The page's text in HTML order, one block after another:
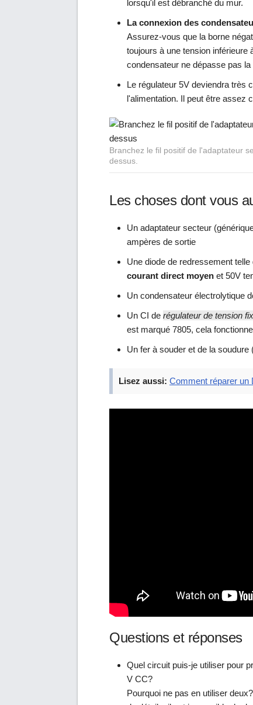
lorsqu'il est débranché du mur.
La connexion des
Assurez-vous que la borne
toujours à une tension inférieure
condensateur ne dépasse pas
Le régulateur 5V deviendra très
l'alimentation. Il peut être assez
Branchez le fil positif de l'adaptateur
dessus.
Les choses dont vous
Un adaptateur secteur
ampères de sortie
Une diode de redressement
courant direct moyen et 50V
Un condensateur électrolytique
Un CI de régulateur de tension
est marqué 7805, cela
Un fer à souder et de la
Lisez aussi: Comment réparer un
Questions et réponses
Quel circuit puis-je utiliser pour
V CC?
Pourquoi ne pas en utiliser